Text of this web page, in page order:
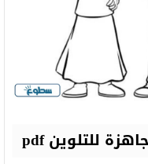
للتلوينpdf